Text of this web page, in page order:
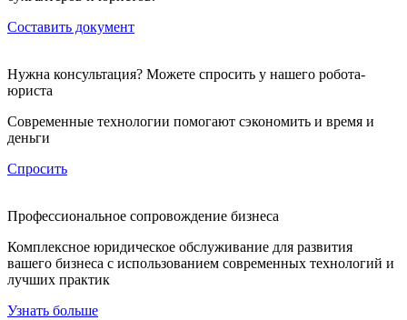
Составить документ
Нужна консультация? Можете спросить у нашего робота-
юриста
Современные технологии помогают сэкономить и время и
деньги
Спросить
Профессиональное сопровождение бизнеса
Комплексное юридическое обслуживание для развития
вашего бизнеса с использованием современных технологий и
лучших практик
Узнать больше